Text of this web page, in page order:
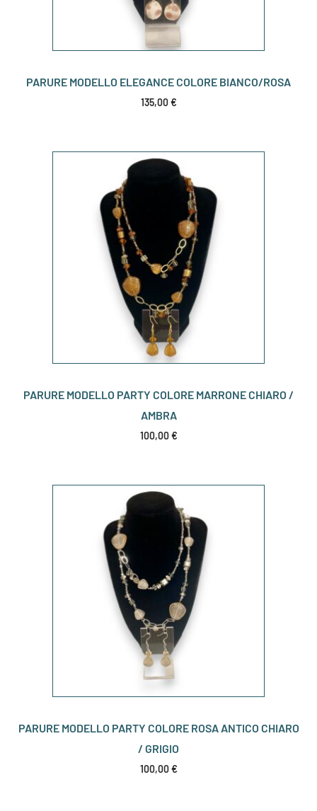
PARURE MODELLO ELEGANCE COLORE BIANCO/ROSA
135,00€
PARURE MODELLO PARTY COLORE MARRONE CHIARO /
AMBRA
100,00€
PARURE MODELLO PARTY COLORE ROSA ANTICO CHIARO
/ GRIGIO
100,00€